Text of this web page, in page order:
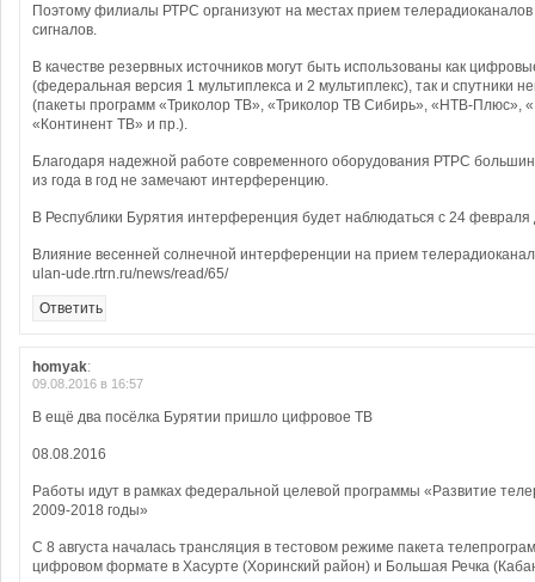
Поэтому филиалы РТРС организуют на местах прием телерадиоканалов
сигналов.
В качестве резервных источников могут быть использованы как
(федеральная версия 1 мультиплекса и 2 мультиплекс), так и спутники
(пакеты программ «Триколор ТВ», «Триколор ТВ Сибирь», «НТВ-Плюс»,
«Континент ТВ» и пр.).
Благодаря надежной работе современного оборудования РТРС
из года в год не замечают интерференцию.
В Республики Бурятия интерференция будет наблюдаться с 24 февраля
Влияние весенней солнечной интерференции на прием
ulan-ude.rtrn.ru/news/read/65/
Ответить
homyak:
09.08.2016 в 16:57
В ещё два посёлка Бурятии пришло цифровое ТВ
08.08.2016
Работы идут в рамках федеральной целевой программы «Развитие
2009-2018 годы»
С 8 августа началась трансляция в тестовом режиме пакета
цифровом формате в Хасурте (Хоринский район) и Большая Речка